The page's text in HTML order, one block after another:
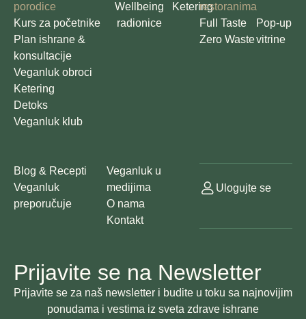
porodice
Kurs za početnike
Plan ishrane &
konsultacije
Veganluk obroci
Ketering
Detoks
Veganluk klub
Wellbeing
radionice
Keteringrestoranima
Full Taste
Zero Waste
Pop-up
vitrine
Blog & Recepti
Veganluk
preporučuje
Veganluk u
medijima
O nama
Kontakt
Ulogujte se
Prijavite se na Newsletter
Prijavite se za naš newsletter i budite u toku sa najnovijim
ponudama i vestima iz sveta zdrave ishrane